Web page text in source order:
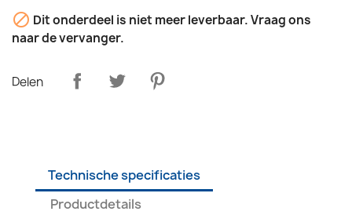
 Dit onderdeel is niet meer leverbaar. Vraag ons
naar de vervanger.
Delen
Technische specificaties
Productdetails